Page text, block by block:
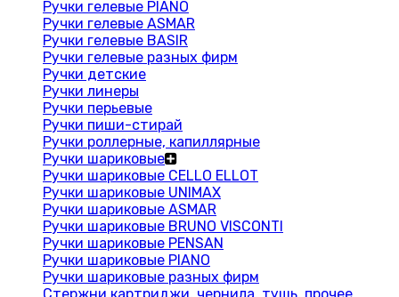
Ручки гелевые PIANO
Ручки гелевые ASMAR
Ручки гелевые BASIR
Ручки гелевые разных фирм
Ручки детские
Ручки линеры
Ручки перьевые
Ручки пиши-стирай
Ручки роллерные, капиллярные
Ручки шариковые
Ручки шариковые CELLO ELLOT
Ручки шариковые UNIMAX
Ручки шариковые ASMAR
Ручки шариковые BRUNO VISCONTI
Ручки шариковые PENSAN
Ручки шариковые PIANO
Ручки шариковые разных фирм